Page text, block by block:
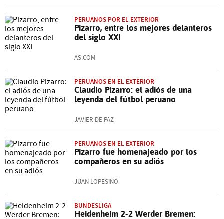
PERUANOS POR EL EXTERIOR
Pizarro, entre los mejores delanteros
del siglo XXI
AS.COM
PERUANOS EN EL EXTERIOR
Claudio Pizarro: el adiós de una
leyenda del fútbol peruano
JAVIER DE PAZ
PERUANOS EN EL EXTERIOR
Pizarro fue homenajeado por los
compañeros en su adiós
JUAN LOPESINO
BUNDESLIGA
Heidenheim 2-2 Werder Bremen: